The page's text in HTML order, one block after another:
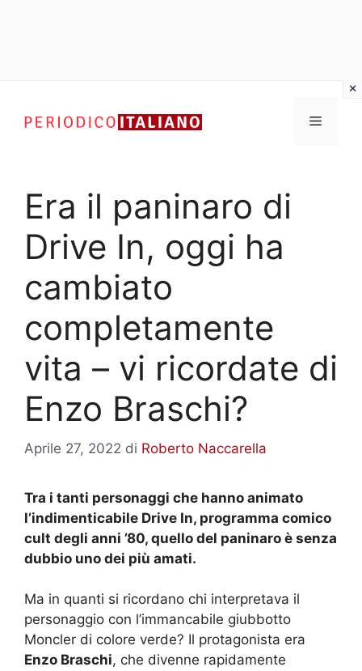
contenuto
Menu
Era il paninaro di
Drive In, oggi ha
cambiato
completamente
vita – vi ricordate di
Enzo Braschi?
Aprile 27, 2022 di Roberto Naccarella
Tra i tanti personaggi che hanno animato
l’indimenticabile Drive In, programma comico
cult degli anni ’80, quello del paninaro è senza
dubbio uno dei più amati.
Ma in quanti si ricordano chi interpretava il
personaggio con l’immancabile giubbotto
Moncler di colore verde? Il protagonista era
Enzo Braschi, che divenne rapidamente